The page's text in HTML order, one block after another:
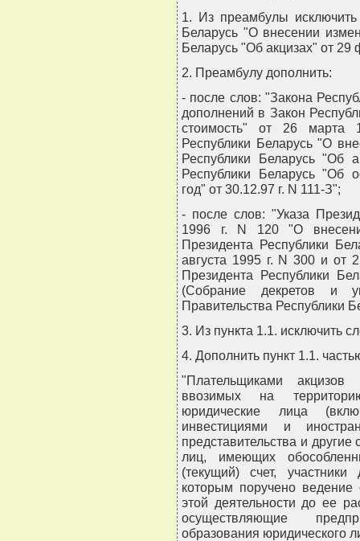
1. Из преамбулы
Беларусь "О внесении
Беларусь "Об акцизах" от 29
2. Преамбулу дополнить:
- после слов: "Закона
дополнений в Закон
стоимость" от 26 марта
Республики Беларусь "О
Республики Беларусь "Об
Республики Беларусь "Об
год" от 30.12.97 г. N 111-З";
- после слов: "Указа
1996 г. N 120 "О
Президента Республики
августа 1995 г. N 300 и от
Президента Республики
(Собрание декретов и
Правительства Республики
3. Из пункта 1.1. исключить
4. Дополнить пункт 1.1.
"Плательщиками
ввозимых на
юридические лица
инвестициями и
представительства и
лиц, имеющих
(текущий) счет,
которым поручено
этой деятельности до ее
осуществляющие
образования юридического